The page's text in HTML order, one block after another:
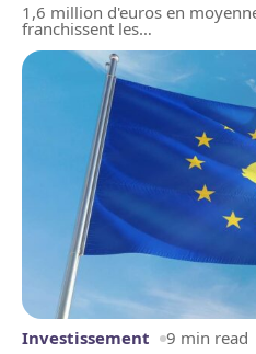
1,6 million d'euros en
franchissent les…
Investissement 9 min read